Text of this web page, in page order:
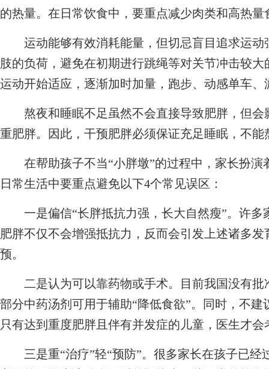
的热量。在日常饮食中，要重点减少肉类和高热
运动能够有效消耗能量，但切忌盲目追求运动
肢的负荷，避免在初期进行跳绳等对关节冲击较
运动开始适应，逐渐加时加量，跑步、动感单车
熬夜和睡眠不足虽然不会直接导致肥胖，但会
重肥胖。因此，干预肥胖必须保证充足睡眠，不能
在帮助孩子不当“小胖墩”的过程中，家长扮演
日常生活中要重点避免以下4个常见误区：
一是偏信“长胖抵抗力强，长大自然瘦”。许多
肥胖不仅不会增强抵抗力，反而会引发上述诸多
预。
二是认为可以靠药物或手术。目前我国没有批
部分中药汤剂可用于辅助“降低食欲”。同时，不
只有达到重度肥胖且伴有并发症的儿童，医生才
三是重“治疗”轻“预防”。很多家长在孩子已经